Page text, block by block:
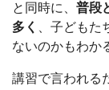
と同時に、 普段
多く 、子どもた
ないのかもわか
講習で言われる